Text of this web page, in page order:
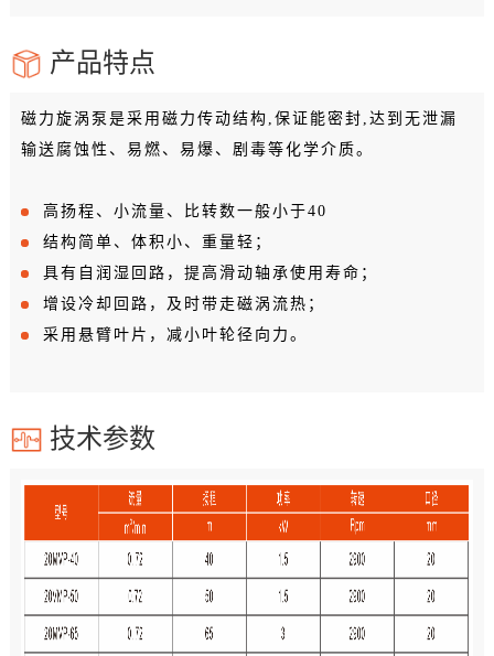
产品特点
磁力旋涡泵是采用磁力传动结构,保证能密封,达到无泄漏
输送腐蚀性、易燃、易爆、剧毒等化学介质。
高扬程、小流量、比转数一般小于40
结构简单、体积小、重量轻；
具有自润湿回路，提高滑动轴承使用寿命；
增设冷却回路，及时带走磁涡流热；
采用悬臂叶片，减小叶轮径向力。
技术参数